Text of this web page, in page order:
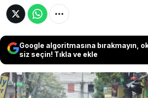
Google algoritmasına bırakmayın,
siz seçin! Tıkla ve ekle